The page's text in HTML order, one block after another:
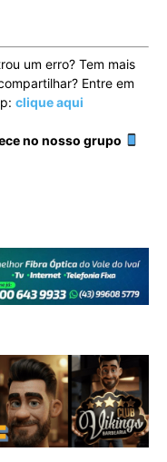
um erro? Tem mais
Entre em
clique aqui
no nosso grupo